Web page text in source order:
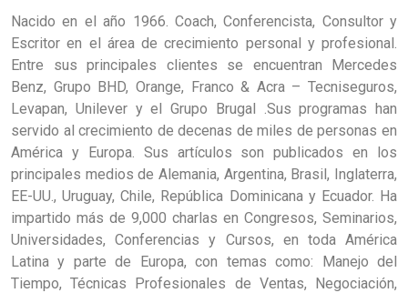
Nacido en el año 1966. Coach, Conferencista, Consultor y
Escritor en el área de crecimiento personal y profesional.
Entre sus principales clientes se encuentran Mercedes
Benz, Grupo BHD, Orange, Franco & Acra – Tecniseguros,
Levapan, Unilever y el Grupo Brugal .Sus programas han
servido al crecimiento de decenas de miles de personas en
América y Europa. Sus artículos son publicados en los
principales medios de Alemania, Argentina, Brasil, Inglaterra,
EE-UU., Uruguay, Chile, República Dominicana y Ecuador. Ha
impartido más de 9,000 charlas en Congresos, Seminarios,
Universidades, Conferencias y Cursos, en toda América
Latina y parte de Europa, con temas como: Manejo del
Tiempo, Técnicas Profesionales de Ventas, Negociación,